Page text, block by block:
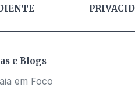
e Blogs
em Foco